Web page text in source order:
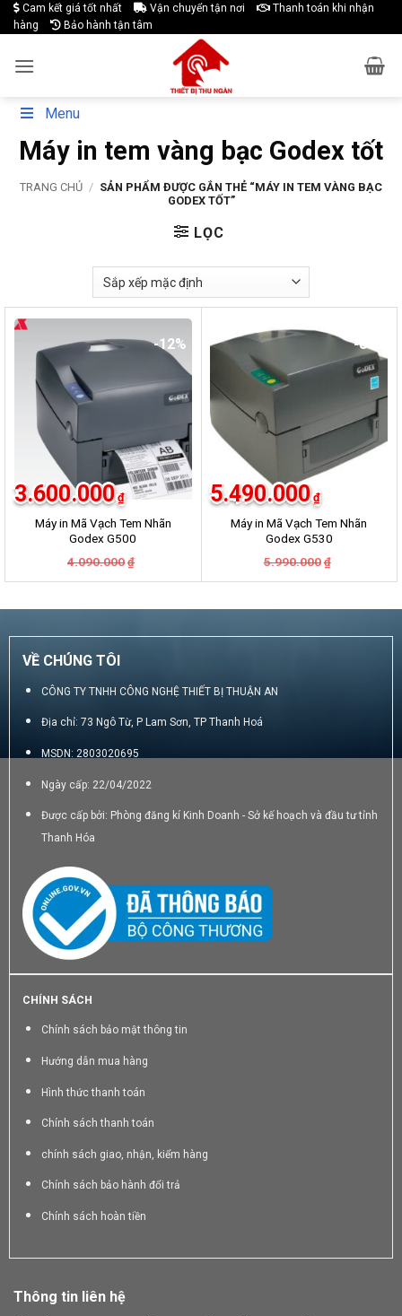
Skip
to
Cam kết giá tốt nhất Vận chuyển tận nơi
Thanh toán khi nhận
hàng
Bảo hành tận tâm
Menu
Máy in tem vàng bạc Godex tốt
TRANG CHỦ / SẢN PHẨM ĐƯỢC GẮN THẺ “MÁY IN TEM VÀNG BẠC
GODEX TỐT”
LỌC
-12%
Máy in Mã Vạch Tem Nhãn
Godex G500
4.090.000 ₫
là:
3.600.000 ₫
tại
3.600.000₫.
-8%
Máy in Mã Vạch Tem Nhãn
Godex G530
5.990.000 ₫
là:
5.490.000 ₫
tại
5.490.000₫.
VỀ CHÚNG TÔI
CÔNG TY TNHH CÔNG NGHỆ THIẾT BỊ THUẬN AN
Địa chỉ: 73 Ngô Từ, P Lam Sơn, TP Thanh Hoá
MSDN: 2803020695
Ngày cấp: 22/04/2022
Được cấp bởi: Phòng đăng kí Kinh Doanh - Sở kế hoạch và đầu tư tỉnh
Thanh Hóa
CHÍNH SÁCH
Chính sách bảo mật thông tin
Hướng dẫn mua hàng
Hình thức thanh toán
Chính sách thanh toán
chính sách giao, nhận, kiểm hàng
Chính sách bảo hành đổi trả
Chính sách hoàn tiền
Thông tin liên hệ